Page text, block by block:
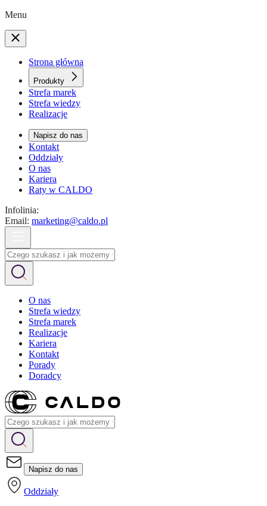
Menu
Strona główna
Produkty
Strefa marek
Strefa wiedzy
Realizacje
Napisz do nas
Kontakt
Oddziały
O nas
Kariera
Raty w CALDO
Infolinia:
Email: marketing@caldo.pl
O nas
Strefa wiedzy
Strefa marek
Realizacje
Kariera
Kontakt
Porady
Doradcy
Napisz do nas
Oddziały